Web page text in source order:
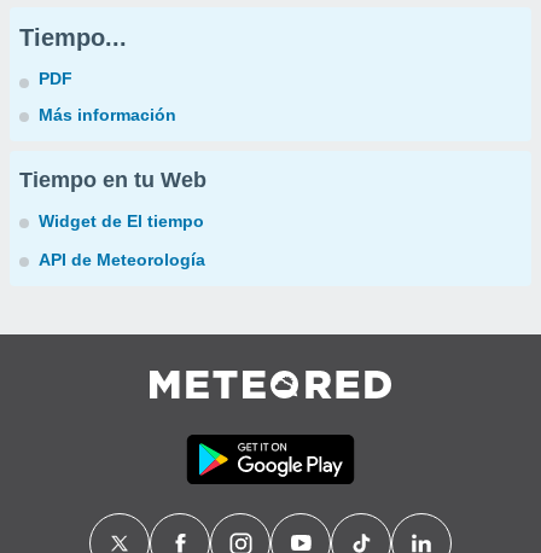
Tiempo...
PDF
Más información
Tiempo en tu Web
Widget de El tiempo
API de Meteorología